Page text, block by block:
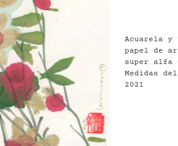
Acuarela
papel de
super alfa
Medidas
2021